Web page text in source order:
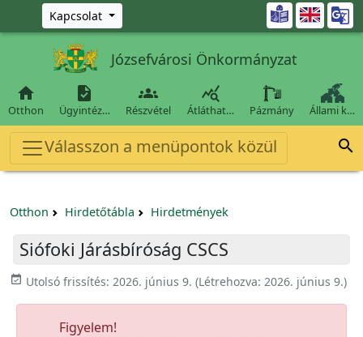
Ugrás a fő tartalomra
Kapcsolat 
Józsefvárosi Önkormányzat

Otthon

Ügyintéz…

Részvétel

Átláthat… Pázmány Állami k…
Válasszon a menüpontok közül 
Otthon Hirdetőtábla Hirdetmények
Siófoki Járásbíróság CSCS
event_available Utolsó frissítés: 2026. június 9. (Létrehozva: 2026. június 9.)
Figyelem!